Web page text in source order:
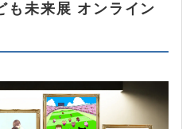
も未来展 オンライン